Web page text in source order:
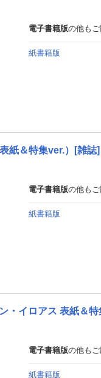
電子書籍版の他も
紙書籍版
紙＆特集ver.）[雑誌
電子書籍版の他も
紙書籍版
・イロアス 表紙＆
電子書籍版の他も
紙書籍版